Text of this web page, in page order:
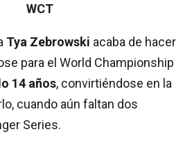
WCT
Tya Zebrowski acaba de hacer
para el World Championship
14 años, convirtiéndose en la
cuando aún faltan dos
Series.